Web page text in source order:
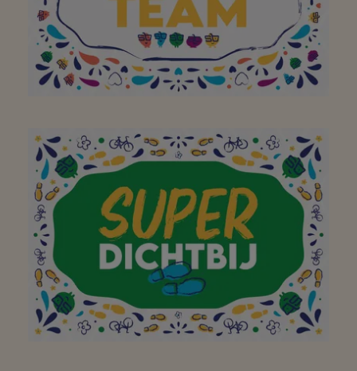
doen! Bedankt!
Aan het hele team om
van jullie buurtsuper zo
een geweldige plek te
maken. Bedankt! Doe zo
verder!